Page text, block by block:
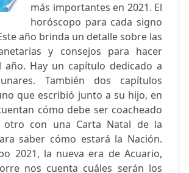
más importantes en 2021. El
horóscopo para cada signo
año brinda un detalle sobre las
y consejos para hacer
año. Hay un capítulo dedicado a
También dos capítulos
que escribió junto a su hijo, en
cómo debe ser coacheado
otro con una Carta Natal de la
saber cómo estará la Nación.
2021, la nueva era de Acuario,
nos cuenta cuáles serán los